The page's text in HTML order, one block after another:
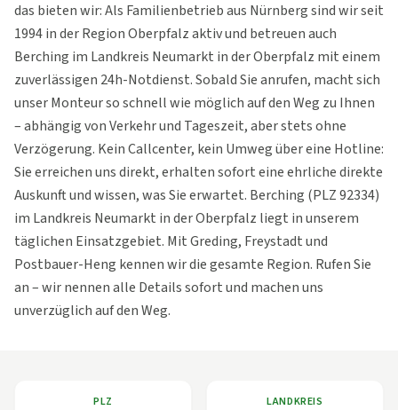
das bieten wir: Als Familienbetrieb aus Nürnberg sind wir seit
1994 in der Region Oberpfalz aktiv und betreuen auch
Berching im Landkreis Neumarkt in der Oberpfalz mit einem
zuverlässigen 24h-Notdienst. Sobald Sie anrufen, macht sich
unser Monteur so schnell wie möglich auf den Weg zu Ihnen
– abhängig von Verkehr und Tageszeit, aber stets ohne
Verzögerung. Kein Callcenter, kein Umweg über eine Hotline:
Sie erreichen uns direkt, erhalten sofort eine ehrliche direkte
Auskunft und wissen, was Sie erwartet. Berching (PLZ 92334)
im Landkreis Neumarkt in der Oberpfalz liegt in unserem
täglichen Einsatzgebiet. Mit Greding, Freystadt und
Postbauer-Heng kennen wir die gesamte Region. Rufen Sie
an – wir nennen alle Details sofort und machen uns
unverzüglich auf den Weg.
PLZ LANDKREIS